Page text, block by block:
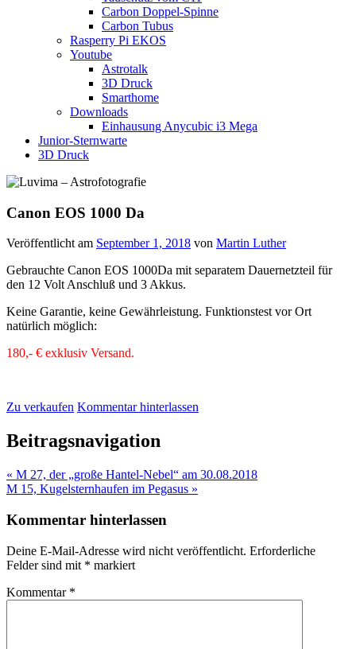
Carbon Doppel-Spinne
Carbon Tubus
Rasperry Pi EKOS
Youtube
Astrotalk
3D Druck
Smarthome
Downloads
Einhausung Anycubic i3 Mega
Junior-Sternwarte
3D Druck
Canon EOS 1000 Da
Veröffentlicht am September 1, 2018 von Martin Luther
Gebrauchte Canon EOS 1000Da mit separatem Dauernetzteil für
den 12 Volt Anschluß und 3 Akkus.
Keine Garantie, keine Gewährleistung. Funktionstest vor Ort
natürlich möglich:
180,- € exklusiv Versand.
Zu verkaufen Kommentar hinterlassen
Beitragsnavigation
« M 27, der „große Hantel-Nebel“ am 30.08.2018
M 15, Kugelsternhaufen im Pegasus »
Kommentar hinterlassen
Deine E-Mail-Adresse wird nicht veröffentlicht. Erforderliche
Felder sind mit * markiert
Kommentar *